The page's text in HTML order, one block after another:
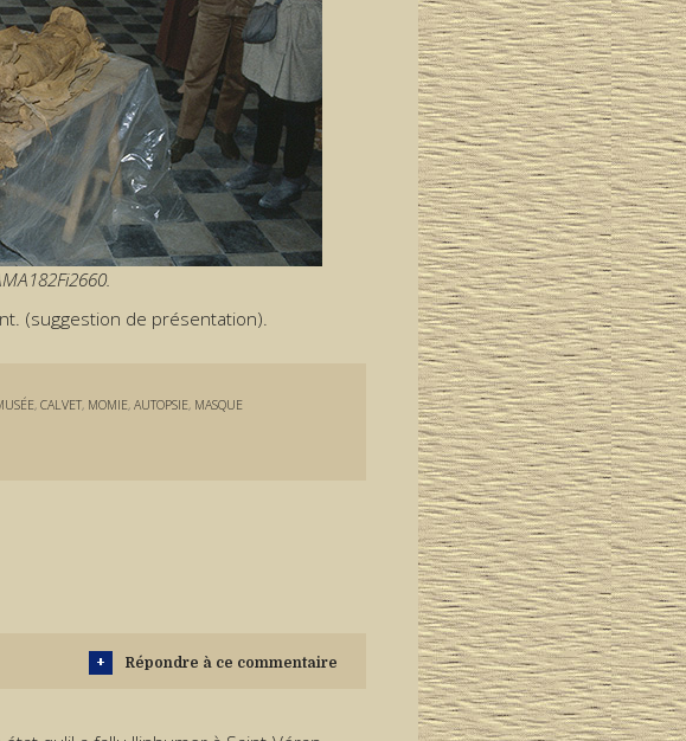
(suggestion de présentation).
,CALVET, MOMIE,AUTOPSIE, MASQUE
Répondre à ce commentaire